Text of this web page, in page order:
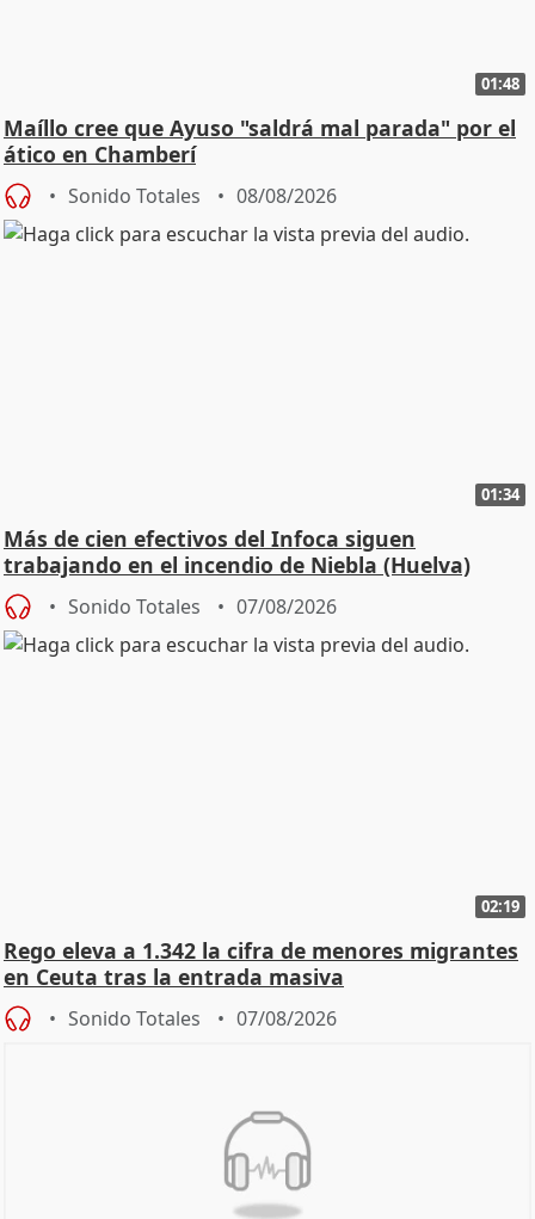
01:48
Maíllo cree que Ayuso "saldrá mal parada" por el
ático en Chamberí
Sonido Totales 08/08/2026
01:34
Más de cien efectivos del Infoca siguen
trabajando en el incendio de Niebla (Huelva)
Sonido Totales 07/08/2026
02:19
Rego eleva a 1.342 la cifra de menores migrantes
en Ceuta tras la entrada masiva
Sonido Totales 07/08/2026